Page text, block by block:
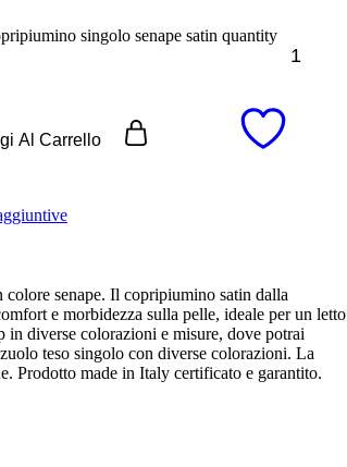
singolo senape satin quantity
Al Carrello
senape. Il copripiumino satin dalla
e morbidezza sulla pelle, ideale per un letto
in diverse colorazioni e misure, dove potrai
teso singolo con diverse colorazioni. La
Prodotto made in Italy certificato e garantito.